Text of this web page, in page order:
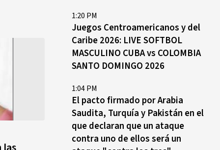
1:20 PM
Juegos Centroamericanos y del
Caribe 2026: LIVE SOFTBOL
MASCULINO CUBA vs COLOMBIA
SANTO DOMINGO 2026
1:04 PM
El pacto firmado por Arabia
Saudita, Turquía y Pakistán en el
que declaran que un ataque
contra uno de ellos será un